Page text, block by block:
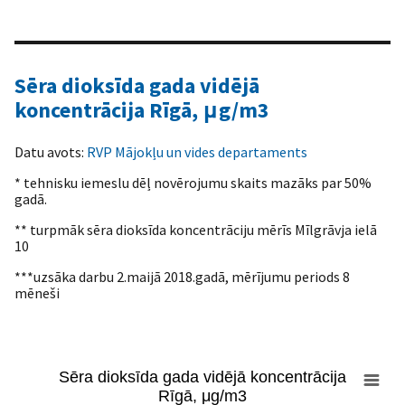
Sēra dioksīda gada vidējā
koncentrācija Rīgā, μg/m3
Datu avots: RVP Mājokļu un vides departaments
* tehnisku iemeslu dēļ novērojumu skaits mazāks par 50%
gadā.
** turpmāk sēra dioksīda koncentrāciju mērīs Mīlgrāvja ielā
10
***uzsāka darbu 2.maijā 2018.gadā, mērījumu periods 8
mēneši
Sēra dioksīda gada vidējā koncentrācija Rīgā, μg/m3
Sēra dioksīda gada vidējā koncentrācija
Rīgā, μg/m3